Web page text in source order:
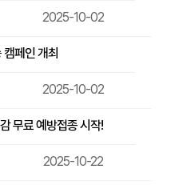
2025-10-02
페인 개최
2025-10-02
무료 예방접종 시작!
2025-10-22